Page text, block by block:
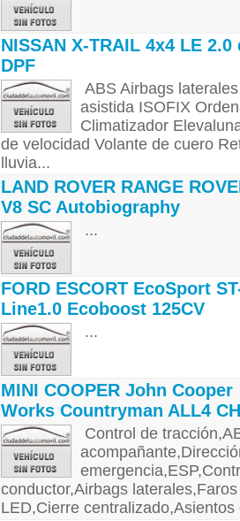
NISSAN X-TRAIL 4x4 LE 2.0
DPF
ABS Airbags
asistida ISOFIX
Climatizador
de velocidad Volante de cuero
lluvia...
LAND ROVER RANGE
V8 SC Autobiography
...
FORD ESCORT EcoSport
Line1.0 Ecoboost 125CV
...
MINI COOPER John Cooper
Works Countryman ALL4
Control de
conductor,Airbags
LED,Cierre